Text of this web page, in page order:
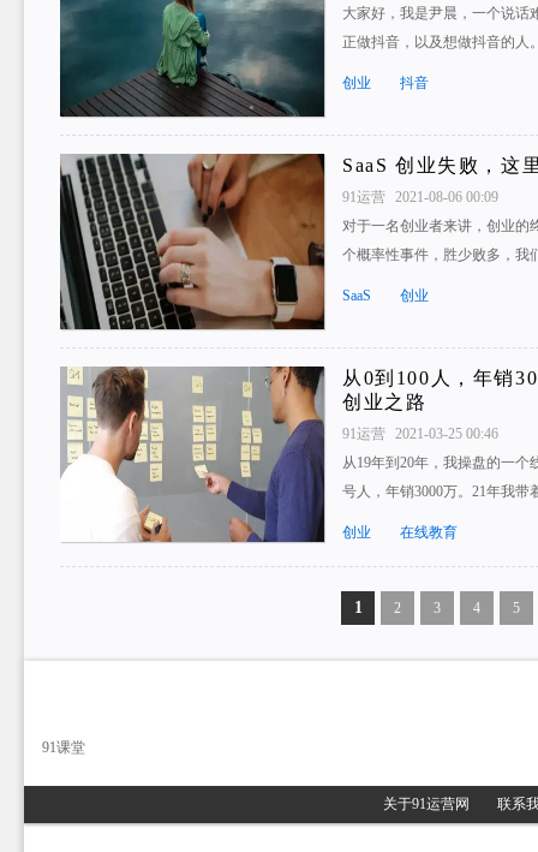
大家好，我是尹晨，一个说话
正做抖音，以及想做抖音的
创业 抖音
SaaS 创业失败，这
91运营 2021-08-06 00:09
对于一名创业者来讲，创业的
个概率性事件，胜少败多，
SaaS 创业
从0到100人，年销
创业之路
91运营 2021-03-25 00:46
从19年到20年，我操盘的一个
号人，年销3000万。21年我
创业 在线教育
1 2 3 4 5
91课堂
关于91运营网 联系